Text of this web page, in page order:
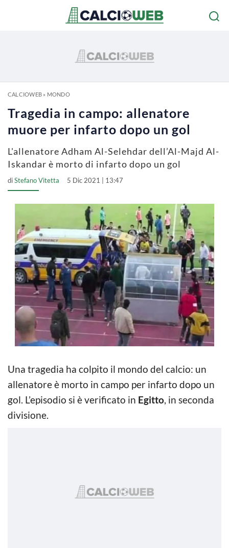
CALCIOWEB» MONDO
Tragedia in campo: allenatore
muore per infarto dopo un gol
L'allenatore Adham Al-Selehdar dell’Al-Majd Al-
Iskandar è morto di infarto dopo un gol
diStefano Vitetta 5 Dic 2021 | 13:47
Una tragedia ha colpito il mondo del calcio: un
allenatore è morto in campo per infarto dopo un
gol. L’episodio si è verificato in Egitto, in seconda
divisione.